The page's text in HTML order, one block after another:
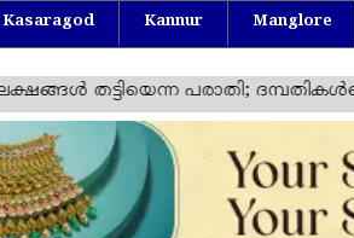
Kasaragod Kannur Manglore